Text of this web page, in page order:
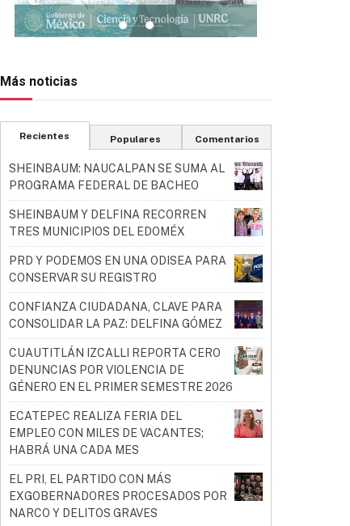
Más noticias
Recientes Populares Comentarios
SHEINBAUM: NAUCALPAN SE SUMA AL
PROGRAMA FEDERAL DE BACHEO
SHEINBAUM Y DELFINA RECORREN
TRES MUNICIPIOS DEL EDOMÉX
PRD Y PODEMOS EN UNA ODISEA PARA
CONSERVAR SU REGISTRO
CONFIANZA CIUDADANA, CLAVE PARA
CONSOLIDAR LA PAZ: DELFINA GÓMEZ
CUAUTITLÁN IZCALLI REPORTA CERO
DENUNCIAS POR VIOLENCIA DE
GÉNERO EN EL PRIMER SEMESTRE 2026
ECATEPEC REALIZA FERIA DEL
EMPLEO CON MILES DE VACANTES;
HABRÁ UNA CADA MES
EL PRI, EL PARTIDO CON MÁS
EXGOBERNADORES PROCESADOS POR
NARCO Y DELITOS GRAVES